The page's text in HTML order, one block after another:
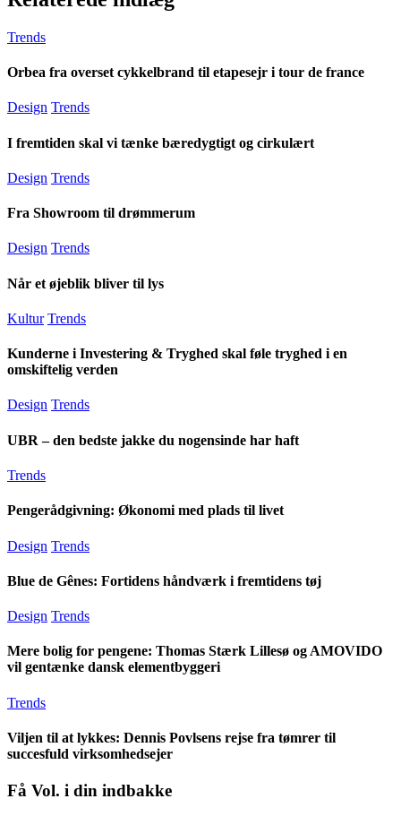
Trends
Orbea fra overset cykkelbrand til etapesejr i tour de france
Design Trends
I fremtiden skal vi tænke bæredygtigt og cirkulært
Design Trends
Fra Showroom til drømmerum
Design Trends
Når et øjeblik bliver til lys
Kultur Trends
Kunderne i Investering & Tryghed skal føle tryghed i en
omskiftelig verden
Design Trends
UBR – den bedste jakke du nogensinde har haft
Trends
Pengerådgivning: Økonomi med plads til livet
Design Trends
Blue de Gênes: Fortidens håndværk i fremtidens tøj
Design Trends
Mere bolig for pengene: Thomas Stærk Lillesø og AMOVIDO
vil gentænke dansk elementbyggeri
Trends
Viljen til at lykkes: Dennis Povlsens rejse fra tømrer til
succesfuld virksomhedsejer
Få Vol. i din indbakke